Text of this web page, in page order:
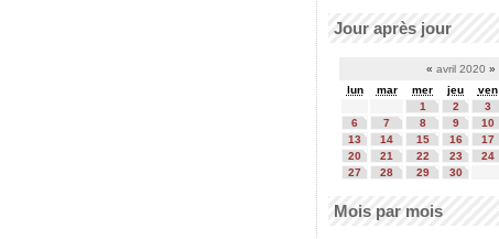
Jour après jour
« avril 2020 »
lun
mar mer jeu ven
1
2 3
6
7 8 9 10
13
14 15 16 17
20
21 22 23 24
27
28 29 30
Mois par mois